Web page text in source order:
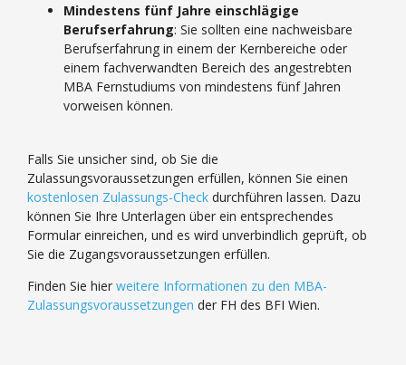
Mindestens fünf Jahre einschlägige
Berufserfahrung: Sie sollten eine nachweisbare
Berufserfahrung in einem der Kernbereiche oder
einem fachverwandten Bereich des angestrebten
MBA Fernstudiums von mindestens fünf Jahren
vorweisen können.
Falls Sie unsicher sind, ob Sie die
Zulassungsvoraussetzungen erfüllen, können Sie einen
kostenlosen Zulassungs-Check durchführen lassen. Dazu
können Sie Ihre Unterlagen über ein entsprechendes
Formular einreichen, und es wird unverbindlich geprüft, ob
Sie die Zugangsvoraussetzungen erfüllen.
Finden Sie hier weitere Informationen zu den MBA-
Zulassungsvoraussetzungen der FH des BFI Wien.